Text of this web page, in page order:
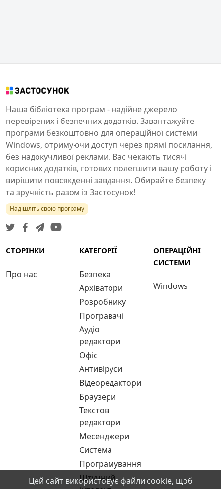
Наша бібліотека програм - надійне джерело
перевірених і безпечних додатків. Завантажуйте
програми безкоштовно для операційної системи
Windows, отримуючи доступ через прямі посилання,
без надокучливої реклами. Вас чекають тисячі
корисних додатків, готових полегшити вашу роботу і
вирішити повсякденні завдання. Обирайте безпеку
та зручність разом із Застосунок!
Надішліть свою програму
СТОРІНКИ
Про нас
КАТЕГОРІЇ
Безпека
Архіватори
Розробнику
Програвачі
Аудіо
редактори
Офіс
Антивіруси
Відеоредактори
Браузери
Текстові
редактори
Месенджери
Система
Програмування
Штучний
ОПЕРАЦІЙНІ
СИСТЕМИ
Windows
Цей сайт використовує файли cookie, щоб